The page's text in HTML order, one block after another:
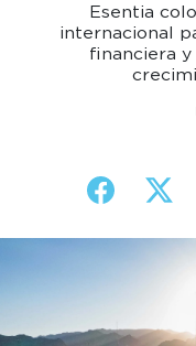
Esentia
internacional
financiera